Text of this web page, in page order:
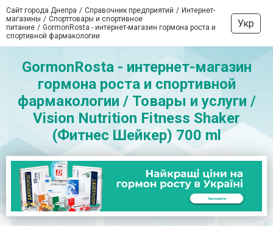
Сайт города Днепра Справочник предприятий
Интернет-
магазины
Спорттовары и спортивное
питание
GormonRosta - интернет-магазин гормона роста и
спортивной фармакологии
Укр
GormonRosta - интернет-магазин
гормона роста и спортивной
фармакологии / Товары и услуги /
Vision Nutrition Fitness Shaker
(Фитнес Шейкер) 700 ml